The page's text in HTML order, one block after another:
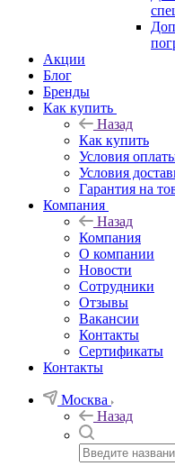
Акции
Блог
Бренды
Как купить
Назад
Как купить
Условия
Условия
Гарантия на
Компания
Назад
Компания
О компании
Новости
Сотрудники
Отзывы
Вакансии
Контакты
Сертификаты
Контакты
Москва
Назад